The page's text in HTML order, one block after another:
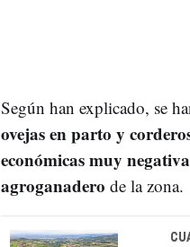
Según han explicado, se
ovejas en parto y
económicas muy
agroganadero de la zona.